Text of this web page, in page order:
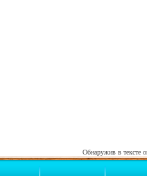
Обнаружив в тексте